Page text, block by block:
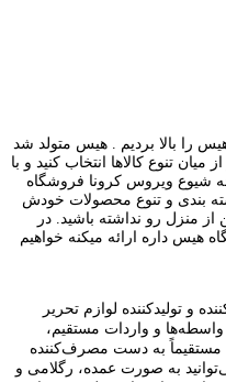
فروشگاه هیس را بالا بردیم . هیس متولد شد
تنوع کالاها انتخاب کنید و با
شیوع ویروس کرونا فروشگاه
بندی و تنوع محصولات خودش
از منزل رو نداشته باشید. در
هیس داره ارائه میکنه خواهیم
و تولید‌کننده لوازم تحریر
و واردات مستقیم،
مستقیماً به دست مصرف‌کننده
به صورت عمده، رگلامی و